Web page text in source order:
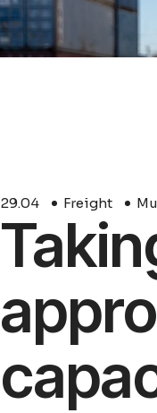
29.04 Freight